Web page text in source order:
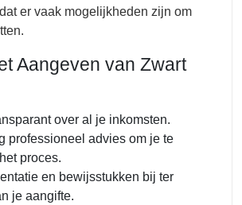
er vaak mogelijkheden zijn om
Aangeven van Zwart
over al je inkomsten.
professioneel advies om je te
proces.
en bewijsstukken bij ter
je aangifte.